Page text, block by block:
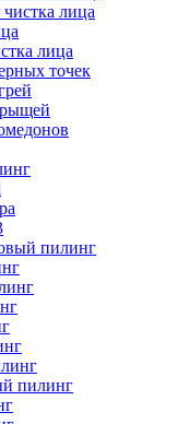
лица
лица
точек
пилинг
пилинг